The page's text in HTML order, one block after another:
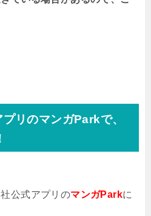
リのマンガParkで、
公式アプリのマンガParkに